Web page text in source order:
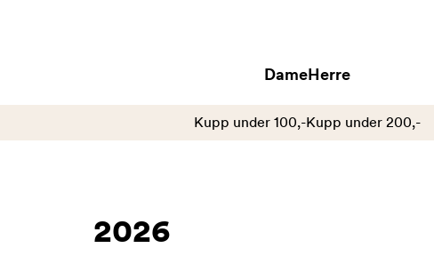
DameHerre
Kupp under 100,-Kupp under 200,-
2026